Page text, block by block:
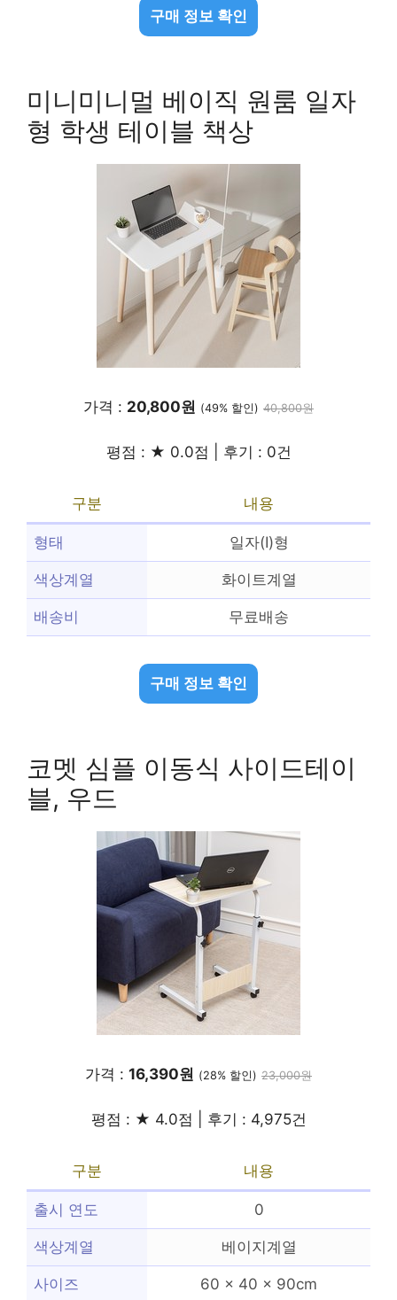
구매 정보 확인
미니미니멀 베이직 원룸 일자
형 학생 테이블 책상
가격 : 20,800원 (49% 할인) 40,800원
평점 : ★ 0.0점 | 후기 : 0건
구분 내용
형태 일자(I)형
색상계열 화이트계열
배송비 무료배송
구매 정보 확인
코멧 심플 이동식 사이드테이
블, 우드
가격 : 16,390원 (28% 할인) 23,000원
평점 : ★ 4.0점 | 후기 : 4,975건
구분 내용
출시 연도 0
색상계열 베이지계열
사이즈 60 x 40 x 90cm